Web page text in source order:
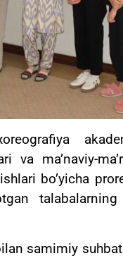
va ma’naviy-
bo’yicha
samimiy